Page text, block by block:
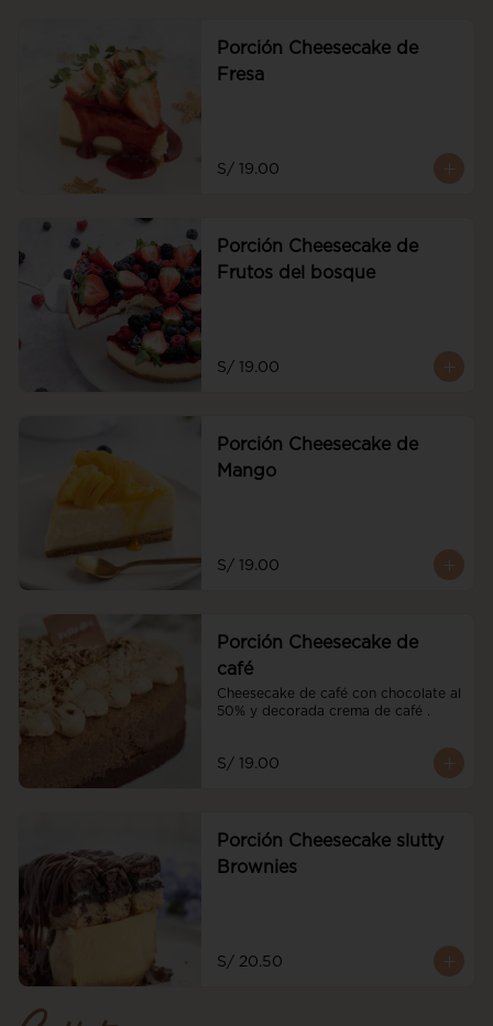
Porción Cheesecake de
Fresa
S/ 19.00
Porción Cheesecake de
Frutos del bosque
S/ 19.00
Porción Cheesecake de
Mango
S/ 19.00
Porción Cheesecake de
café
Cheesecake de café con chocolate al
50% y decorada crema de café .
S/ 19.00
Porción Cheesecake slutty
Brownies
S/ 20.50